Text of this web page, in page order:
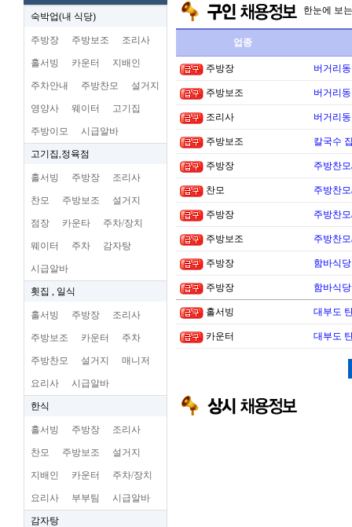
숙박업(내 식당)
주방장 주방보조 조리사
홀서빙 카운터 지배인
주차안내 주방찬모 설거지
영양사 웨이터 고기집
주방이모 시급알바
고기집,정육점
홀서빙 주방장 조리사
찬모 주방보조 설거지
점장 카운타 주차/장치
웨이터 주차 감자탕
시급알바
횟집 , 일식
홀서빙 주방장 조리사
주방보조 카운터 주차
주방찬모 설거지 매니저
요리사 시급알바
한식
홀서빙 주방장 조리사
찬모 주방보조 설거지
지배인 카운터 주차/장치
요리사 부부팀 시급알바
감자탕
한눈에 보
업종
주방장 버거리
주방보조 버거리
조리사 버거리
주방보조 칼국수
주방장 주방찬
찬모 주방찬
주방장 주방찬
주방보조 주방찬
주방장 함바식
주방장 함바식
홀서빙 대부도
카운터 대부도